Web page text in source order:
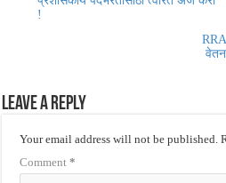
!
वेतन
Leave a Reply
Your email address will not be published.
Comment*